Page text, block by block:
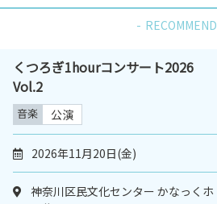
RECOMMEND
くつろぎ1hourコンサート2026
Vol.2
音楽 公演
2026年11月20日(金)
神奈川区民文化センター かなっくホ